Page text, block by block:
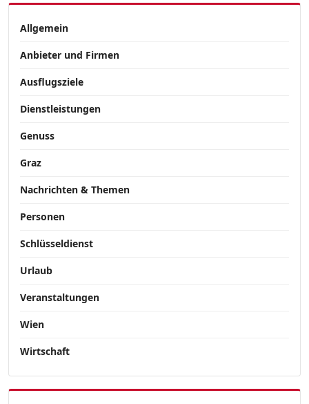
Allgemein
Anbieter und Firmen
Ausflugsziele
Dienstleistungen
Genuss
Graz
Nachrichten & Themen
Personen
Schlüsseldienst
Urlaub
Veranstaltungen
Wien
Wirtschaft